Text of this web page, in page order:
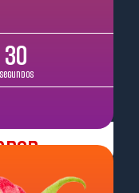
29
Segundos